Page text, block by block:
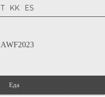
KK ES
AWF2023
Еда